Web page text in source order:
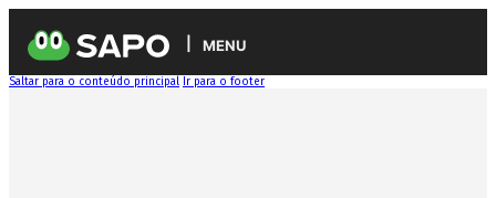
MENU
Saltar para o conteúdo principal Ir para o footer